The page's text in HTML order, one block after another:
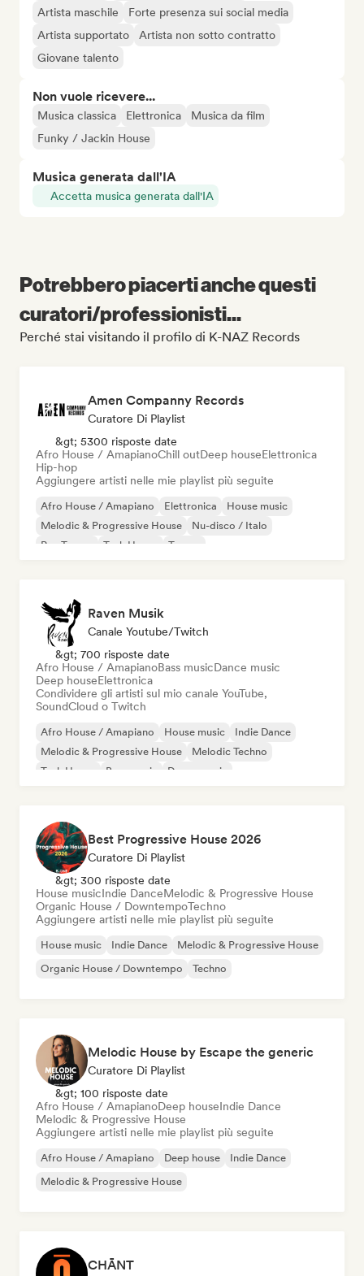
Artista maschile
Forte presenza sui social media
Artista supportato
Artista non sotto contratto
Giovane talento
Non vuole ricevere...
Musica classica Elettronica
Musica da film
Funky / Jackin House
Musica generata dall'IA
Accetta musica generata dall'IA
Potrebbero piacerti anche questi
curatori/professionisti...
Perché stai visitando il profilo di K-NAZ Records
Amen Companny Records
Curatore Di Playlist
&gt; 5300 risposte date
Afro House / AmapianoChill outDeep houseElettronica
Hip-hop
Aggiungere artisti nelle mie playlist più seguite
Afro House / Amapiano Elettronica
House music
Melodic & Progressive House
Nu-disco / Italo
Psy-Trance
Tech House Trance
Raven Musik
Canale Youtube/Twitch
&gt; 700 risposte date
Afro House / AmapianoBass musicDance music
Deep houseElettronica
Condividere gli artisti sul mio canale YouTube,
SoundCloud o Twitch
Afro House / Amapiano House music
Indie Dance
Melodic & Progressive House
Melodic Techno
Tech House
Bass music Dance music
Best Progressive House 2026
Curatore Di Playlist
&gt; 300 risposte date
House musicIndie DanceMelodic & Progressive House
Organic House / DowntempoTechno
Aggiungere artisti nelle mie playlist più seguite
House music Indie Dance
Melodic & Progressive House
Organic House / Downtempo
Techno
Melodic House by Escape the generic
Curatore Di Playlist
&gt; 100 risposte date
Afro House / AmapianoDeep houseIndie Dance
Melodic & Progressive House
Aggiungere artisti nelle mie playlist più seguite
Afro House / Amapiano Deep house
Indie Dance
Melodic & Progressive House
CHĀNT